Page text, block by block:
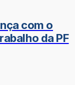
com o
da PF